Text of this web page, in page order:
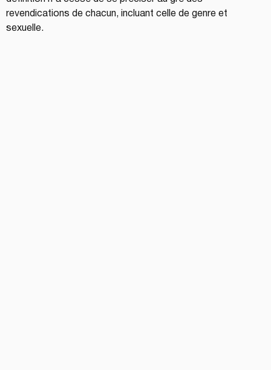
revendications de chacun, incluant celle de genre et
sexuelle.